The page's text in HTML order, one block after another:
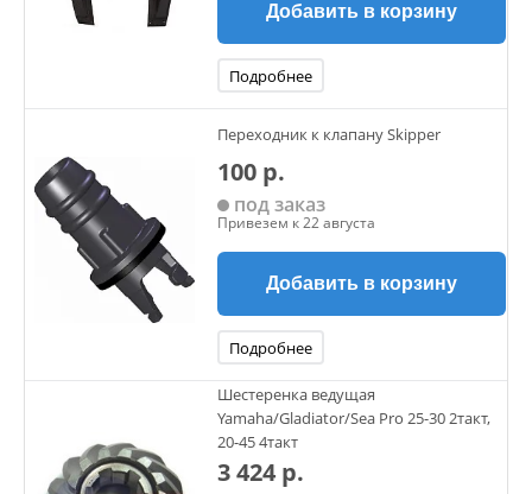
Добавить в корзину
Подробнее
Переходник к клапану Skipper
100 р.
под заказ
Привезем к 22 августа
Добавить в корзину
Подробнее
Шестеренка ведущая
Yamaha/Gladiator/Sea Pro 25-30 2такт,
20-45 4такт
3 424 р.